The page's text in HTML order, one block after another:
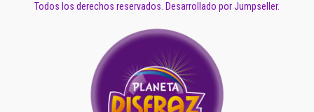
Todos los derechos reservados. Desarrollado por Jumpseller.